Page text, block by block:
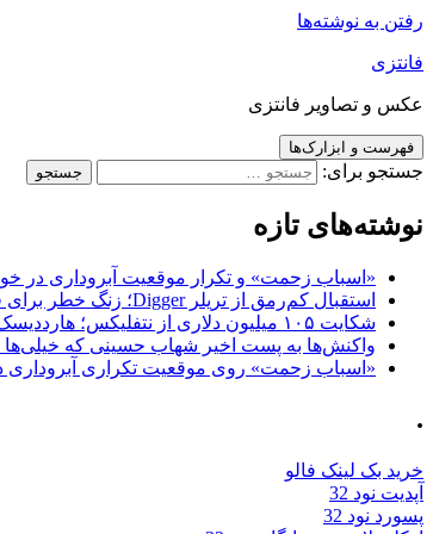
رفتن به نوشته‌ها
فانتزی
عکس و تصاویر فانتزی
فهرست و ابزارک‌ها
جستجو برای:
نوشته‌های تازه
«اسباب زحمت» و تکرار موقعیت آبروداری در خواستگاری؛
استقبال کم‌رمق از تریلر Digger؛ زنگ خطر برای فیلم جدید تام کروز و برادران وارنر
شکایت ۱۰۵ میلیون دلاری از نتفلیکس؛ هارددیسک حاوی فیلم جدید نیکلاس کیج به سرقت رفت
واکنش‌ها به پست اخیر شهاب حسینی که خیلی‌ها
«اسباب زحمت» روی موقعیت تکراری آبروداری در
.
خرید بک لینک فالو
آپدیت نود 32
پسورد نود 32